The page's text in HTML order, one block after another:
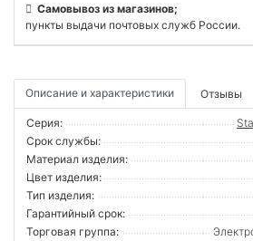
Самовывоз из магазинов;
пункты выдачи почтовых служб России.
Описание и характеристики Отзывы
Серия:
Срок службы:
Материал изделия:
Цвет изделия:
Тип изделия:
Гарантийный срок:
Торговая группа: